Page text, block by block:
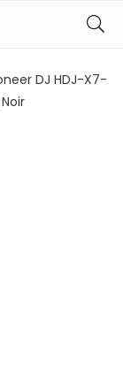
DJ HDJ-X7-